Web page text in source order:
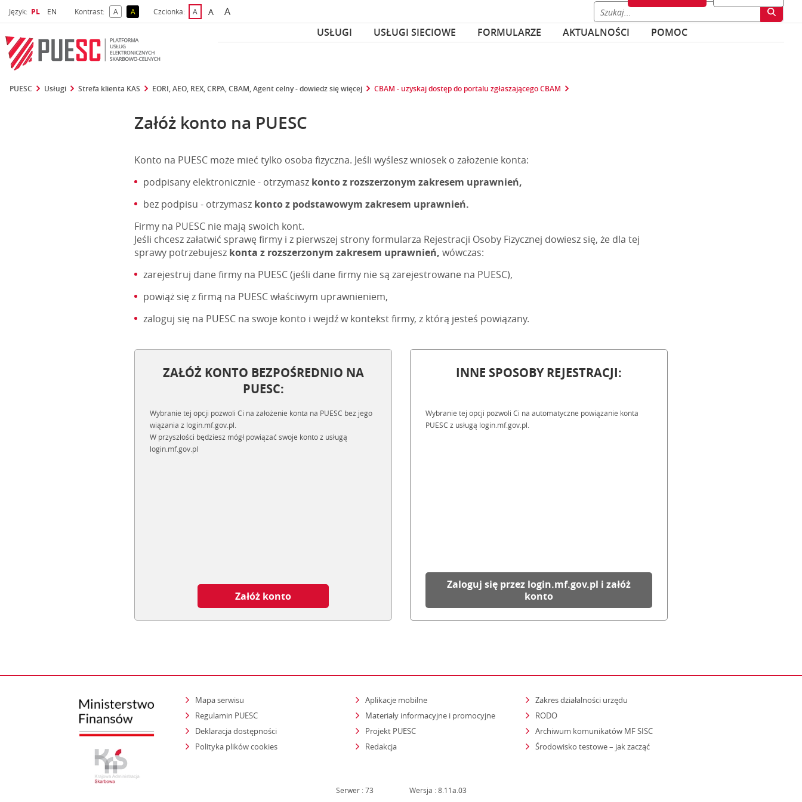
Język: Wybrany język
PL Wybierz język
EN Kontrast: Akontrast domyślny
Akontrast żółty tekst na czarnym tle
Czcionka: Adomyślna czcionka
Awiększa czcionka
Anajwiększa czcionka
USŁUGI
USŁUGI SIECIOWE FORMULARZE AKTUALNOŚCI POMOC
PUESC Usługi Strefa klienta KAS EORI, AEO, REX, CRPA, CBAM, Agent celny - dowiedz się więcej CBAM - uzyskaj dostęp do portalu zgłaszającego CBAM
Załóż konto na PUESC
Konto na PUESC może mieć tylko osoba fizyczna. Jeśli wyślesz wniosek o założenie konta:
podpisany elektronicznie - otrzymasz konto z rozszerzonym zakresem uprawnień,
bez podpisu - otrzymasz konto z podstawowym zakresem uprawnień.
Firmy na PUESC nie mają swoich kont.
Jeśli chcesz załatwić sprawę firmy i z pierwszej strony formularza Rejestracji Osoby Fizycznej dowiesz się, że dla tej
sprawy potrzebujesz konta z rozszerzonym zakresem uprawnień,wówczas:
zarejestruj dane firmy na PUESC (jeśli dane firmy nie są zarejestrowane na PUESC),
powiąż się z firmą na PUESC właściwym uprawnieniem,
zaloguj się na PUESC na swoje konto i wejdź w kontekst firmy, z którą jesteś powiązany.
ZAŁÓŻ KONTO BEZPOŚREDNIO NA
PUESC:
Wybranie tej opcji pozwoli Ci na założenie konta na PUESC bez jego
wiązania z login.mf.gov.pl.
W przyszłości będziesz mógł powiązać swoje konto z usługą
login.mf.gov.pl
Załóż konto
INNE SPOSOBY REJESTRACJI:
Wybranie tej opcji pozwoli Ci na automatyczne powiązanie konta
PUESC z usługą login.mf.gov.pl.
Zaloguj się przez login.mf.gov.pl i załóż
konto
Mapa serwisu
Regulamin PUESC
Deklaracja dostępności
Polityka plików cookies
Aplikacje mobilne
Materiały informacyjne i promocyjne
Projekt PUESC
Redakcja
Zakres działalności urzędu
RODO
Archiwum komunikatów MF SISC
Środowisko testowe – jak zacząćstrona otwiera się w nowym oknie
Serwer : 73 Wersja : 8.11a.03